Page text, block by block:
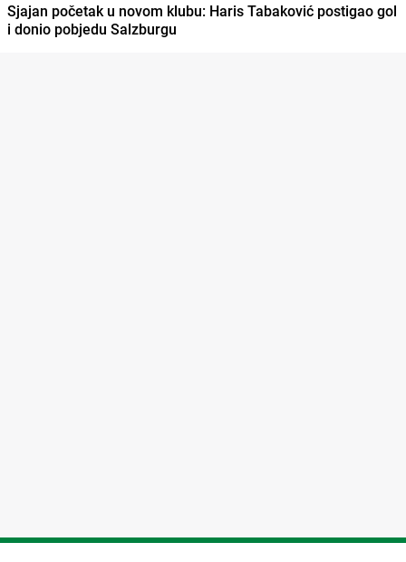
Sjajan početak u novom klubu: Haris Tabaković postigao gol
i donio pobjedu Salzburgu